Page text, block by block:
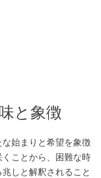
と象徴
始まりと希望を象徴
ことから、困難な時
しと解釈されること